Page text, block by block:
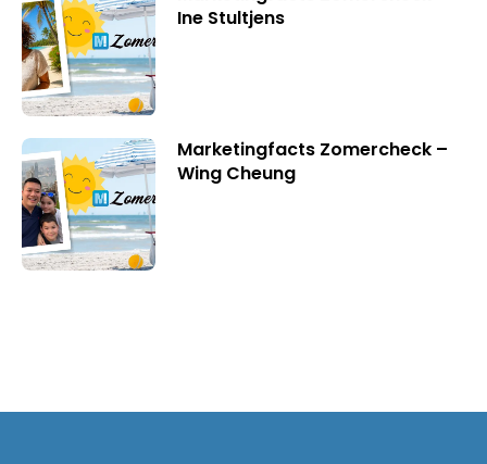
Ine Stultjens
Marketingfacts Zomercheck –
Wing Cheung